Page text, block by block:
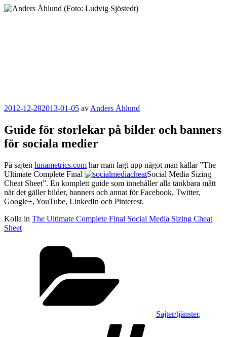
Hoppa
Publicerat
2012-12-282013-01-05 av Anders Åhlund
Guide för storlekar på bilder och banners
för sociala medier
På sajten lunametrics.com har man lagt upp något man kallar ”The
Ultimate Complete Final
Social Media Sizing
Cheat Sheet”. En komplett guide som innehåller alla tänkbara mått
när det gäller bilder, banners och annat för Facebook, Twitter,
Google+, YouTube, LinkedIn och Pinterest.
Kolla in The Ultimate Complete Final Social Media Sizing Cheat
Sheet
Sajter/tjänster,